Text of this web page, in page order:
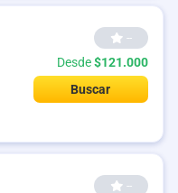
--
Desde$121.000
Buscar
--